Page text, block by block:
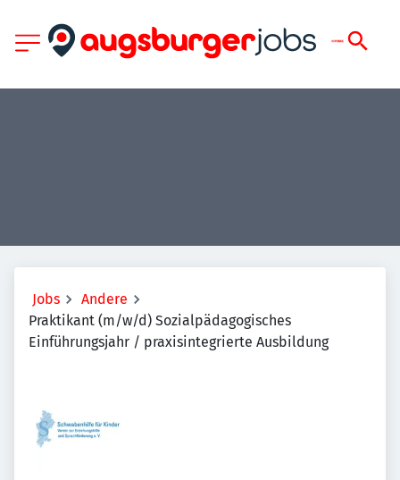
Jobs
Andere
Praktikant (m/w/d) Sozialpädagogisches
Einführungsjahr / praxisintegrierte Ausbildung